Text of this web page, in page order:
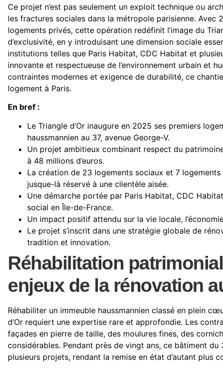
Ce projet n’est pas seulement un exploit technique ou
les fractures sociales dans la métropole parisienne. Avec
logements privés, cette opération redéfinit l’image du
d’exclusivité, en y introduisant une dimension sociale
institutions telles que Paris Habitat, CDC Habitat et
innovante et respectueuse de l’environnement urbain et
contraintes modernes et exigence de durabilité, ce
logement à Paris.
En bref :
Le Triangle d’Or inaugure en 2025 ses premiers
haussmannien au 37, avenue George-V.
Un projet ambitieux combinant respect du
à 48 millions d’euros.
La création de 23 logements sociaux et 7
jusque-là réservé à une clientèle aisée.
Une démarche portée par Paris Habitat, CDC
social en Île-de-France.
Un impact positif attendu sur la vie locale,
Le projet s’inscrit dans une stratégie globale de
tradition et innovation.
Réhabilitation
enjeux de la rénovation
Réhabiliter un immeuble haussmannien classé en plein
d’Or requiert une expertise rare et approfondie. Les
façades en pierre de taille, des moulures fines, des
considérables. Pendant près de vingt ans, ce bâtiment
plusieurs projets, rendant la remise en état d’autant plus